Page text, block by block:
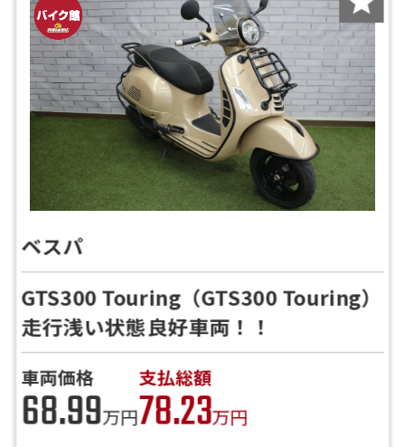
ベスパ
GTS300 Touring（GTS300 Touring）
走行浅い状態良好車両！！
車両価格
68.99万円
支払総額
78.23万円